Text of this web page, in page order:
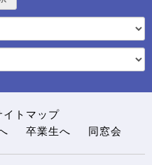
イトマップ
卒業生へ 同窓会